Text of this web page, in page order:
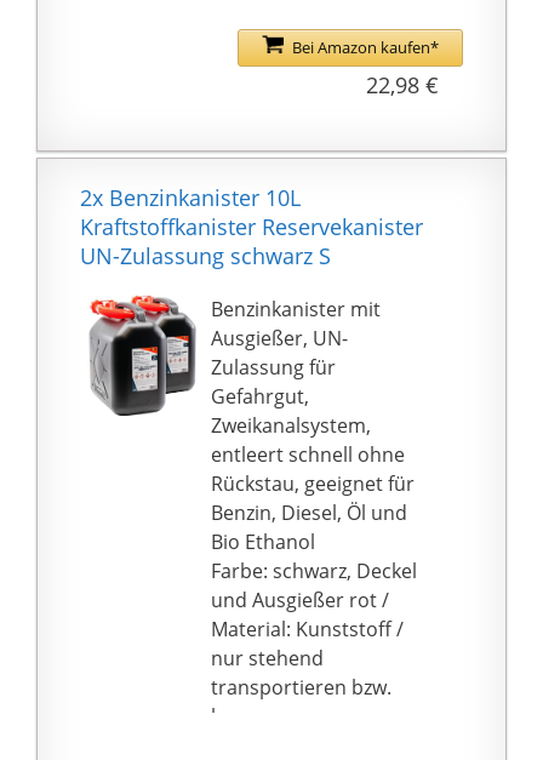
einfach nach Befüllen
des Kanisters die
Ein Klassiker in
Aussehen und
Handhabung. Geliefert
werden: 2x 10L
Benzinkanister
Bei Amazon kaufen*
22,98 €
2x Benzinkanister 10L
Kraftstoffkanister Reservekanister
UN-Zulassung schwarz S
Benzinkanister mit
Ausgießer, UN-
Zulassung für
Gefahrgut,
Zweikanalsystem,
entleert schnell ohne
Rückstau, geeignet für
Benzin, Diesel, Öl und
Bio Ethanol
Farbe: schwarz, Deckel
und Ausgießer rot /
Material: Kunststoff /
nur stehend
transportieren bzw.
lagern